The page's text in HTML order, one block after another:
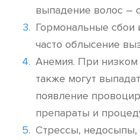
выпадение волос –
Гормональные сбои
часто облысение
Анемия. При низком
также могут
появление
препараты и
Стрессы, недосыпы,